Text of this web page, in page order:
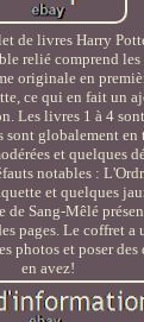
de livres Harry
relié comprend les
originale en
ce qui en fait un
Les livres 1 à 4
sont globalement en
et quelques
notables :
et quelques
de Sang-Mêlé
pages. Le coffret a
photos et poser des
en avez!